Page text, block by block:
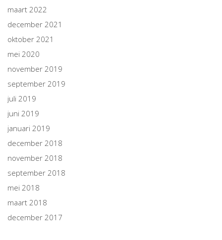
maart 2022
december 2021
oktober 2021
mei 2020
november 2019
september 2019
juli 2019
juni 2019
januari 2019
december 2018
november 2018
september 2018
mei 2018
maart 2018
december 2017